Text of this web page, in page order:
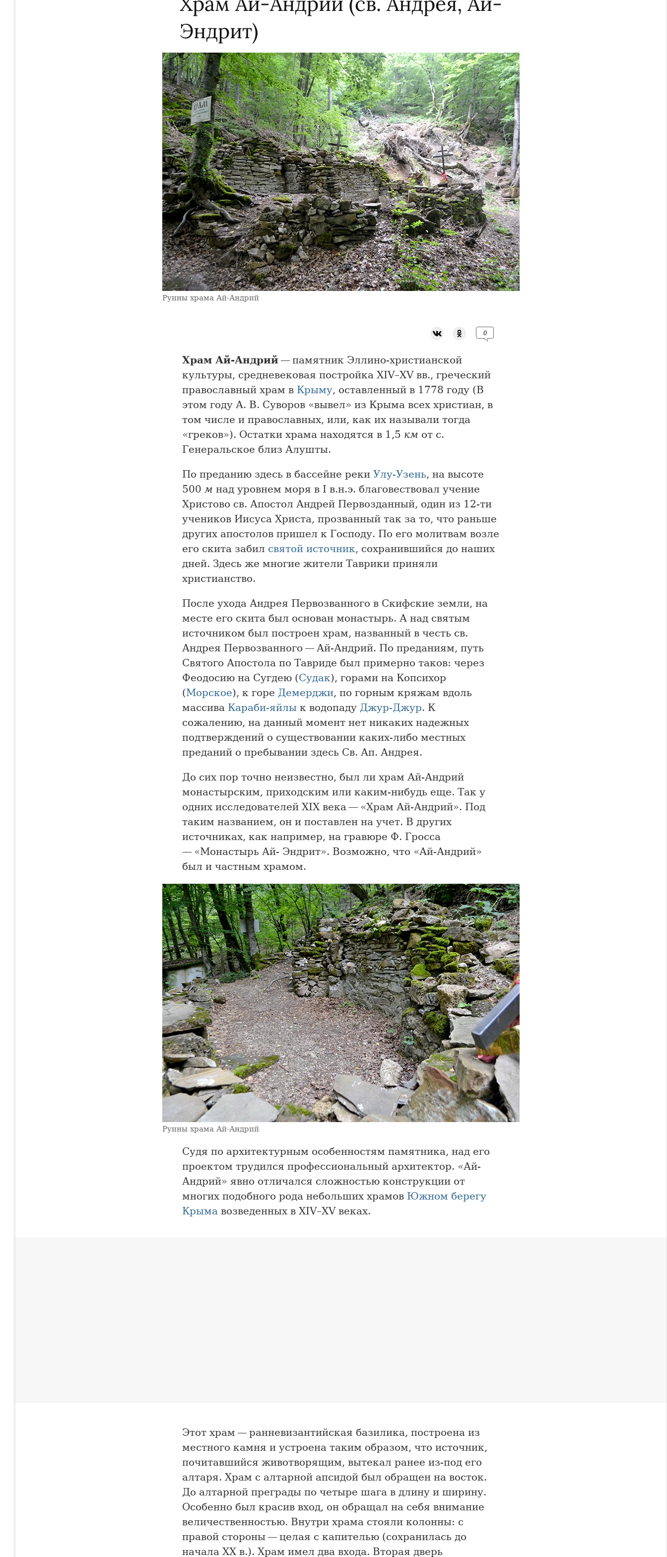
Эндрит)
Руины храма Ай-Андрий
0
Храм Ай-Андрий— памятник Эллино-христианской
культуры, средневековая постройка XIV–ХV вв., греческий
православный храм в Крыму, оставленный в 1778 году (В
этом году А. В. Суворов «вывел» из Крыма всех христиан, в
том числе и православных, или, как их называли тогда
«греков»). Остатки храма находятся в 1,5 км от с.
Генеральское близ Алушты.
По преданию здесь в бассейне реки Улу-Узень, на высоте
500 м над уровнем моря в I в.н.э. благовествовал учение
Христово св. Апостол Андрей Первозданный, один из 12-ти
учеников Иисуса Христа, прозванный так за то, что раньше
других апостолов пришел к Господу. По его молитвам возле
его скита забил святой источник, сохранившийся до наших
дней. Здесь же многие жители Таврики приняли
христианство.
После ухода Андрея Первозванного в Скифские земли, на
месте его скита был основан монастырь. А над святым
источником был построен храм, названный в честь св.
Андрея Первозванного — Ай-Андрий. По преданиям, путь
Святого Апостола по Тавриде был примерно таков: через
Феодосию на Сугдею (Судак), горами на Копсихор
(Морское), к горе Демерджи, по горным кряжам вдоль
массива Караби-яйлы к водопаду Джур-Джур. К
сожалению, на данный момент нет никаких надежных
подтверждений о существовании каких-либо местных
преданий о пребывании здесь Св. Ап. Андрея.
До сих пор точно неизвестно, был ли храм Ай-Андрий
монастырским, приходским или каким-нибудь еще. Так у
одних исследователей XIX века — «Храм Ай-Андрий». Под
таким названием, он и поставлен на учет. В других
источниках, как например, на гравюре Ф. Гросса
— «Монастырь Ай- Эндрит». Возможно, что «Ай-Андрий»
был и частным храмом.
Руины храма Ай-Андрий
Судя по архитектурным особенностям памятника, над его
проектом трудился профессиональный архитектор. «Ай-
Андрий» явно отличался сложностью конструкции от
многих подобного рода небольших храмов Южном берегу
Крыма возведенных в XIV–XV веках.
Этот храм — ранневизантийская базилика, построена из
местного камня и устроена таким образом, что источник,
почитавшийся животворящим, вытекал ранее из-под его
алтаря. Храм с алтарной апсидой был обращен на восток.
До алтарной преграды по четыре шага в длину и ширину.
Особенно был красив вход, он обращал на себя внимание
величественностью. Внутри храма стояли колонны: с
правой стороны — целая с капителью (сохранилась до
начала ХХ в.). Храм имел два входа. Вторая дверь